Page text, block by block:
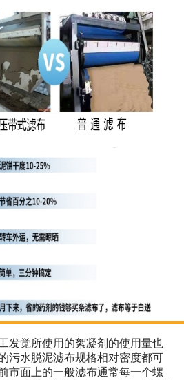
发觉所使用的絮凝剂的使用量也
污水脱泥滤布规格相对密度都可
市面上的一般滤布通常每一个螺